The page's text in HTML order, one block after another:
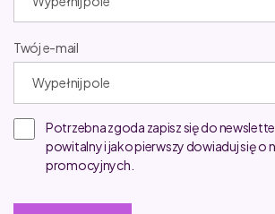
Twój e-mail
Potrzebna zgoda zapisz się do
powitalny i jako pierwszy dowiaduj się o
promocyjnych.